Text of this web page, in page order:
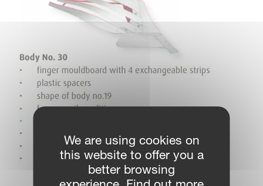
We are using cookies on
this website to offer you a
better browsing